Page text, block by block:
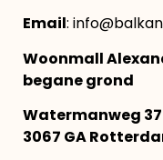
Email:
Woonmall
begane grond
Watermanweg
3067 GA